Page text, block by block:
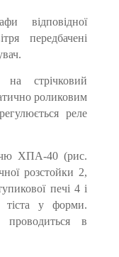
відповідної
передбачені
стрічковий
роликовим
реле
ХПА-40 (рис.
розстойки 2,
печі 4 і
тіста у фор­ми.
в